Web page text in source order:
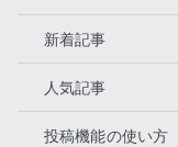
新着記事
人気記事
投稿機能の使い方